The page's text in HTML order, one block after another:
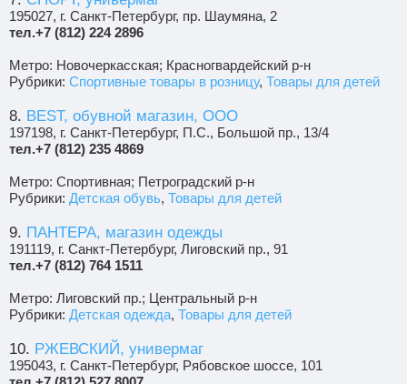
195027, г. Санкт-Петербург, пр. Шаумяна, 2
тел.+7 (812) 224 2896
Метро: Новочеркасская; Красногвардейский р-н
Рубрики: Спортивные товары в розницу, Товары для детей
8. BEST, обувной магазин, ООО
197198, г. Санкт-Петербург, П.С., Большой пр., 13/4
тел.+7 (812) 235 4869
Метро: Спортивная; Петроградский р-н
Рубрики: Детская обувь, Товары для детей
9. ПАНТЕРА, магазин одежды
191119, г. Санкт-Петербург, Лиговский пр., 91
тел.+7 (812) 764 1511
Метро: Лиговский пр.; Центральный р-н
Рубрики: Детская одежда, Товары для детей
10. РЖЕВСКИЙ, универмаг
195043, г. Санкт-Петербург, Рябовское шоссе, 101